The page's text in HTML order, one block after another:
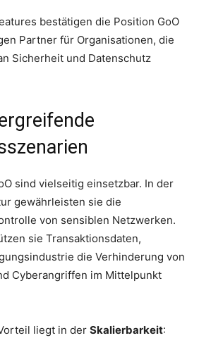
bestätigen die Position GoO
Partner für Organisationen, die
Sicherheit und Datenschutz
sind vielseitig einsetzbar. In der
gewährleisten sie die
von sensiblen Netzwerken.
sie Transaktionsdaten,
die Verhinderung von
Cyberangriffen im Mittelpunkt
liegt in der Skalierbarkeit: